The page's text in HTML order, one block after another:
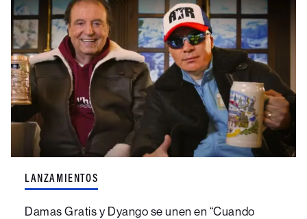
LANZAMIENTOS
Damas Gratis y Dyango se unen en “Cuando